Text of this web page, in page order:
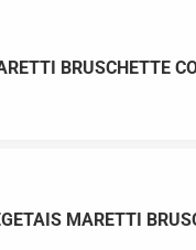
BRUSCHETTE
MARETTI